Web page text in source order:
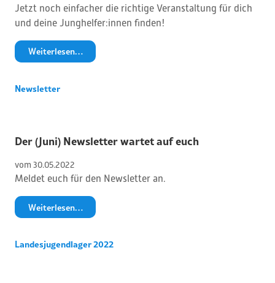
Jetzt noch einfacher die richtige Veranstaltung für dich
und deine Junghelfer:innen finden!
Weiterlesen…
Newsletter
Der (Juni) Newsletter wartet auf euch
vom 30.05.2022
Meldet euch für den Newsletter an.
Weiterlesen…
Landesjugendlager 2022